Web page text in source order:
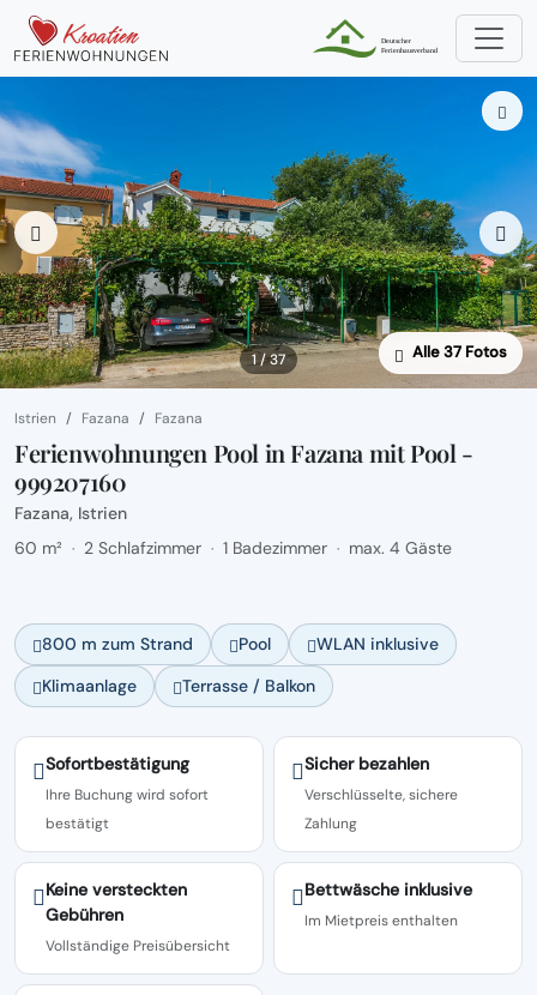
1 / 37 Alle 37 Fotos
Istrien Fazana Fazana
Ferienwohnungen Pool in Fazana mit Pool -
999207160
Fazana, Istrien
60 m² · 2 Schlafzimmer · 1 Badezimmer · max. 4 Gäste
800 m zum Strand Pool
WLAN inklusive
Klimaanlage
Terrasse / Balkon
Sofortbestätigung
Ihre Buchung wird sofort
bestätigt
Sicher bezahlen
Verschlüsselte, sichere
Zahlung
Keine versteckten
Gebühren
Vollständige Preisübersicht
Bettwäsche inklusive
Im Mietpreis enthalten